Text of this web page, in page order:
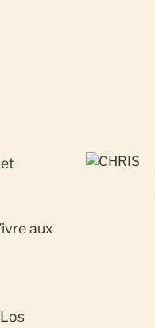
aux